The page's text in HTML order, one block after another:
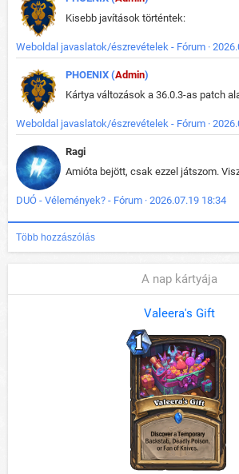
Kisebb javítások történtek:
Weboldal javaslatok/észrevételek - Fórum ·
PHOENIX (Admin)
Weboldal javaslatok/észrevételek - Fórum ·
Ragi
DUÓ - Vélemények? - Fórum · 2026.07.19 18:34
Több hozzászólás
A nap kártyája
Valeera's Gift